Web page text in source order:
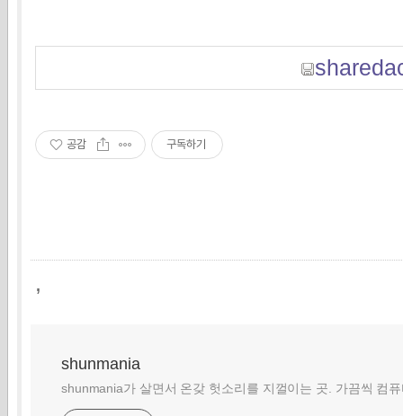
공감 구독하기
,
shunmania
shunmania가 살면서 온갖 헛소리를 지껄이는 곳. 가끔씩 컴